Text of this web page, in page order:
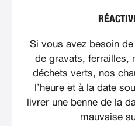
Si vous avez besoin
de gravats, ferrailles,
déchets verts, nos
l’heure et à la date
livrer une benne de la
mauvaise